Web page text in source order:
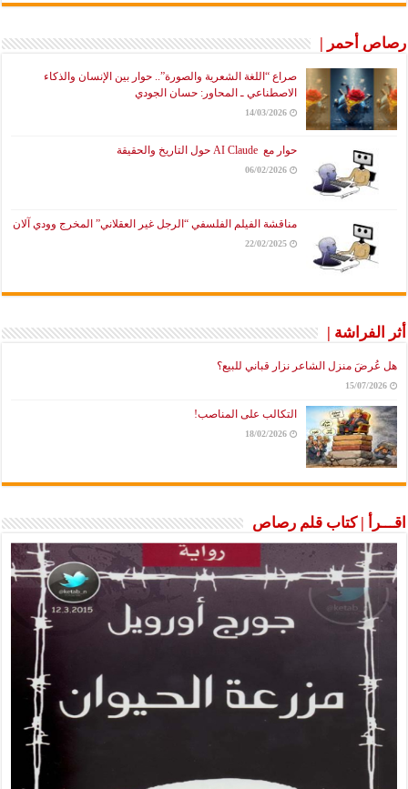
رصاص أحمر |
صراع “اللغة الشعرية والصورة”.. حوار بين الإنسان والذكاء
الاصطناعي ـ المحاور: حسان الجودي
14/03/2026
حوار مع AI Claude حول التاريخ والحقيقة
06/02/2026
مناقشة الفيلم الفلسفي “الرجل غير العقلاني” المخرج وودي آلان
22/02/2025
أثر الفراشة |
هل عُرضَ منزل الشاعر نزار قباني للبيع؟
15/07/2026
التكالب على المناصب!
18/02/2026
اقـــرأ | كتاب قلم رصاص